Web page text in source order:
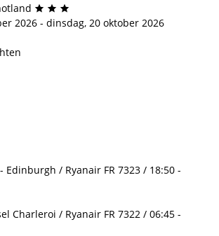
2026 - dinsdag, 20 oktober 2026
Edinburgh / Ryanair FR 7323 / 18:50 -
Charleroi / Ryanair FR 7322 / 06:45 -